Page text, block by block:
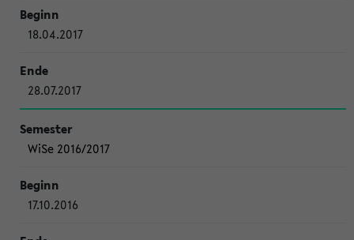
18.04.2017
28.07.2017
WiSe 2016/2017
17.10.2016